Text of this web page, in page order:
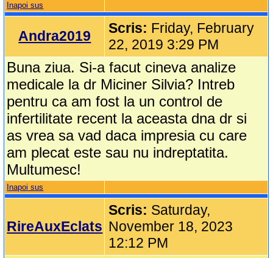
Inapoi sus
Andra2019 Scris: Friday, February
22, 2019 3:29 PM
Buna ziua. Si-a facut cineva analize
medicale la dr Miciner Silvia? Intreb
pentru ca am fost la un control de
infertilitate recent la aceasta dna dr si
as vrea sa vad daca impresia cu care
am plecat este sau nu indreptatita.
Multumesc!
Inapoi sus
RireAuxEclats
Scris: Saturday,
November 18, 2023
12:12 PM